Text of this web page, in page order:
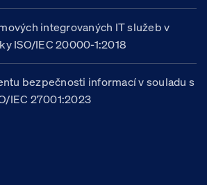
integrovaných IT služeb v
ISO/IEC 20000-1:2018
bezpečnosti informací v souladu s
IEC 27001:2023